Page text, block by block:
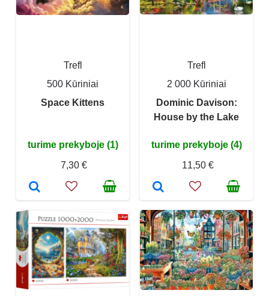
Trefl
500 Kūriniai
Space Kittens
turime prekyboje (1)
7,30 €
Trefl
2 000 Kūriniai
Dominic Davison:
House by the Lake
turime prekyboje (4)
11,50 €